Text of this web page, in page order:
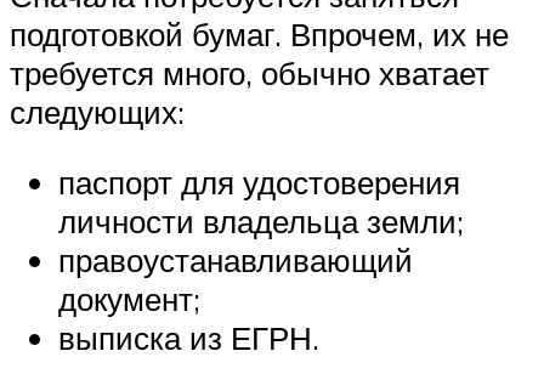
подготовкой бумаг. Впрочем, их не
требуется много, обычно хватает
следующих:
паспорт для удостоверения
личности владельца земли;
правоустанавливающий
документ;
выписка из ЕГРН.